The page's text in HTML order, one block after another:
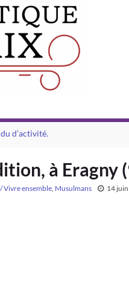
d’activité.
à Eragny
Vivre ensemble Musulmans 14